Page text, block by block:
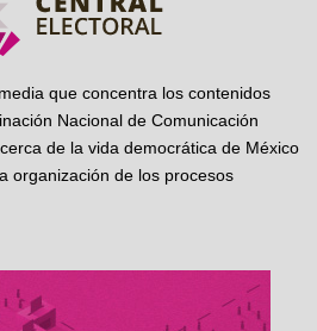
que concentra los contenidos
Nacional de Comunicación
de la vida democrática de México
organización de los procesos